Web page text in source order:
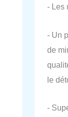
- Les
- Un
de
le
-